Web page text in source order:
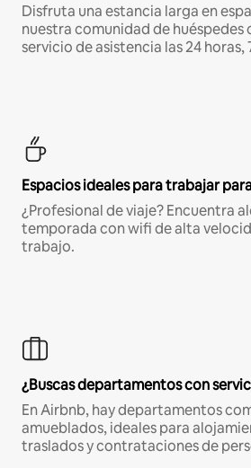
Disfruta una estancia larga en
nuestra comunidad de huéspedes
servicio de asistencia las 24 horas,
Espacios ideales para trabajar
¿Profesional de viaje? Encuentra
temporada con wifi de alta
trabajo.
¿Buscas departamentos con
En Airbnb, hay departamentos
amueblados, ideales para
traslados y contrataciones de